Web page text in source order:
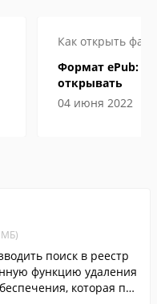
Как открыть файл
Формат ePub:
открывать
04 июня 2022
МБ)
поиск в реестр
функцию удаления
которая по